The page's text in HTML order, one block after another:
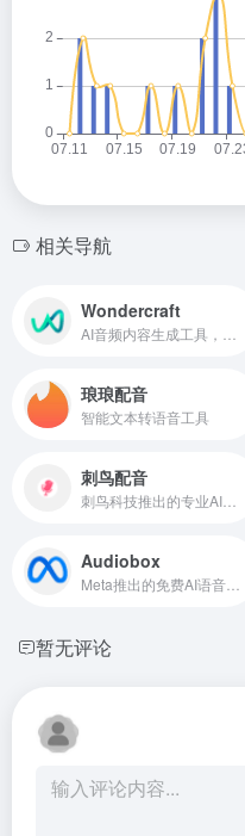
相关导航
Wondercraft
琅琅配音
智能文本转语音工具
刺鸟配音
Audiobox
暂无评论